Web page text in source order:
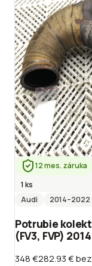
12 mes. záruka
1 ks
Audi
2014–2022
Potrubie
(FV3, FVP)
348 €282.93 €bez